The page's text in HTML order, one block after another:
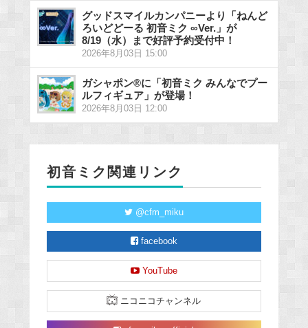
グッドスマイルカンパニーより「ねんど
ろいどどーる 初音ミク ∞Ver.」が
8/19（水）まで好評予約受付中！
2026年8月03日 15:00
ガシャポン®に「初音ミク みんなでプー
ルフィギュア」が登場！
2026年8月03日 12:00
初音ミク関連リンク
@cfm_miku
facebook
YouTube
ニコニコチャンネル